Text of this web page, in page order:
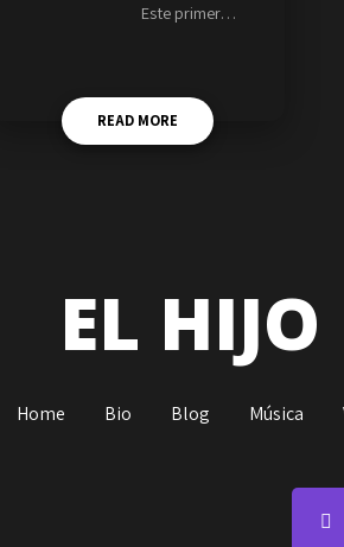
Este primer…
READ MORE
EL
Home Bio Blog Música